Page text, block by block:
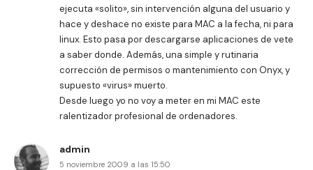
ejecuta «solito», sin intervención alguna del usuario y
hace y deshace no existe para MAC a la fecha, ni para
linux. Esto pasa por descargarse aplicaciones de vete
a saber donde. Además, una simple y rutinaria
corrección de permisos o mantenimiento con Onyx, y
supuesto «virus» muerto.
Desde luego yo no voy a meter en mi MAC este
ralentizador profesional de ordenadores.
admin
5 noviembre 2009 a las 15:50